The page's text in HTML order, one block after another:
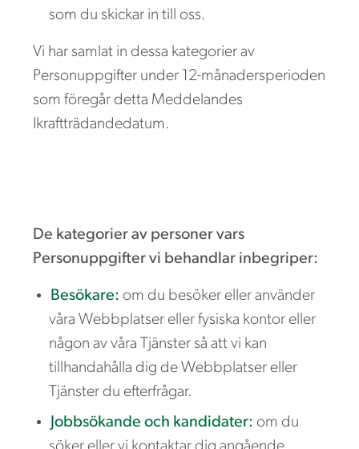
som du skickar in till oss.
Vi har samlat in dessa kategorier av
Personuppgifter under 12-månadersperioden
som föregår detta Meddelandes
Ikraftträdandedatum.
De kategorier av personer vars
Personuppgifter vi behandlar inbegriper:
Besökare: om du besöker eller använder
våra Webbplatser eller fysiska kontor eller
någon av våra Tjänster så att vi kan
tillhandahålla dig de Webbplatser eller
Tjänster du efterfrågar.
Jobbsökande och kandidater: om du